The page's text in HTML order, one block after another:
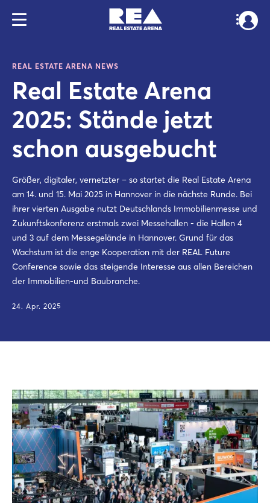
REAL ESTATE ARENA NEWS
Real Estate Arena
2025: Stände jetzt
schon ausgebucht
Größer, digitaler, vernetzter – so startet die Real Estate Arena
am 14. und 15. Mai 2025 in Hannover in die nächste Runde. Bei
ihrer vierten Ausgabe nutzt Deutschlands Immobilienmesse und
Zukunftskonferenz erstmals zwei Messehallen - die Hallen 4
und 3 auf dem Messegelände in Hannover. Grund für das
Wachstum ist die enge Kooperation mit der REAL Future
Conference sowie das steigende Interesse aus allen Bereichen
der Immobilien-und Baubranche.
24. Apr. 2025